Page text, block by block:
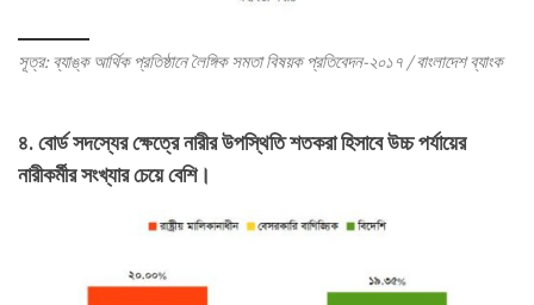
সূত্র: ব্যাঙ্ক আর্থিক প্রতিষ্ঠানে লৈঙ্গিক সমতা বিষয়ক প্রতিবেদন-২০১৭ / বাংলাদেশ ব্যাংক
৪. বোর্ড সদস্যের ক্ষেত্রে নারীর উপস্থিতি শতকরা হিসাবে উচ্চ পর্যায়ের
নারীকর্মীর সংখ্যার চেয়ে বেশি।